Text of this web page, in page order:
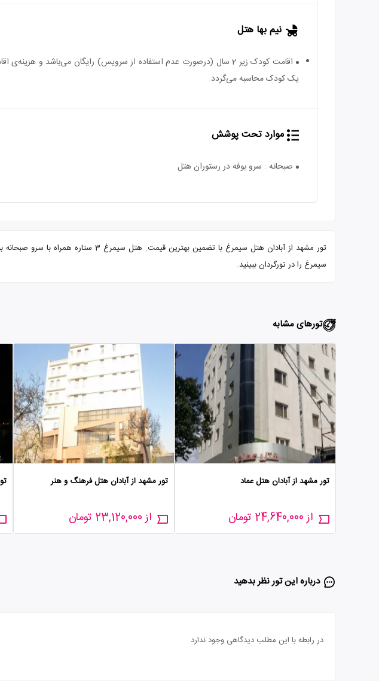
نیم بها هتل
یک کودک محاسبه می‌گردد.
موارد تحت پوشش
صبحانه : سرو بوفه در رستوران هتل
تور مشهد از آبادان هتل سیمرغ با تضمین
سیمرغ را در تورگردان ببینید.
تورهای مشابه
تور مشهد از آبادان هتل عماد
از 24,640,000 تومان
تور مشهد از آبادان هتل فرهنگ و هنر
از 23,120,000 تومان
درباره این تور‌ نظر بدهید
در رابطه با این مطلب دیدگاهی وجود ندارد